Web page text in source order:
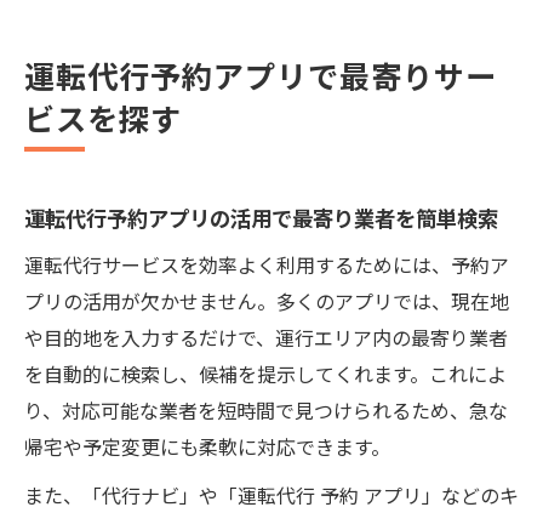
運転代行予約アプリで最寄りサー
ビスを探す
運転代行予約アプリの活用で最寄り業者を簡単検索
運転代行サービスを効率よく利用するためには、予約ア
プリの活用が欠かせません。多くのアプリでは、現在地
や目的地を入力するだけで、運行エリア内の最寄り業者
を自動的に検索し、候補を提示してくれます。これによ
り、対応可能な業者を短時間で見つけられるため、急な
帰宅や予定変更にも柔軟に対応できます。
また、「代行ナビ」や「運転代行 予約 アプリ」などのキ